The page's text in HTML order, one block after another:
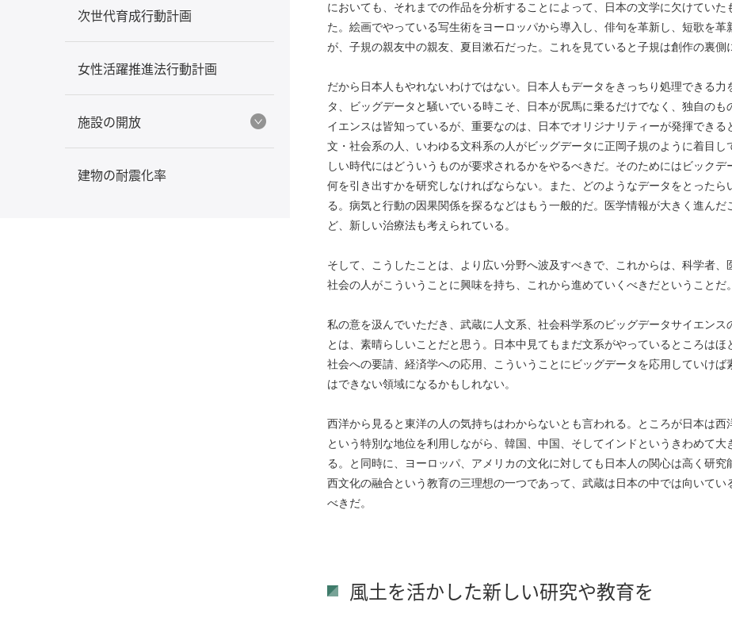
においても、それまでの作品を分析することによって、日本の文学に欠けてい
た。絵画でやっている写生術をヨーロッパから導入し、俳句を革新し、短歌を
が、子規の親友中の親友、夏目漱石だった。これを見ていると子規は創作の裏側
だから日本人もやれないわけではない。日本人もデータをきっちり処理できる
タ、ビッグデータと騒いでいる時こそ、日本が尻馬に乗るだけでなく、独自の
イエンスは皆知っているが、重要なのは、日本でオリジナリティーが発揮でき
文・社会系の人、いわゆる文科系の人がビッグデータに正岡子規のように着目
しい時代にはどういうものが要求されるかをやるべきだ。そのためにはビック
何を引き出すかを研究しなければならない。また、どのようなデータをとった
る。病気と行動の因果関係を探るなどはもう一般的だ。医学情報が大きく進ん
ど、新しい治療法も考えられている。
そして、こうしたことは、より広い分野へ波及すべきで、これからは、科学者
社会の人がこういうことに興味を持ち、これから進めていくべきだということだ。
私の意を汲んでいただき、武蔵に人文系、社会科学系のビッグデータサイエン
とは、素晴らしいことだと思う。日本中見てもまだ文系がやっているところはほ
社会への要請、経済学への応用、こういうことにビッグデータを応用していけ
はできない領域になるかもしれない。
西洋から見ると東洋の人の気持ちはわからないとも言われる。ところが日本は
という特別な地位を利用しながら、韓国、中国、そしてインドというきわめて
る。と同時に、ヨーロッパ、アメリカの文化に対しても日本人の関心は高く研
西文化の融合という教育の三理想の一つであって、武蔵は日本の中では向いて
べきだ。
風土を活かした新しい研究や教育を
次世代育成行動計画
女性活躍推進法行動計画
施設の開放
建物の耐震化率